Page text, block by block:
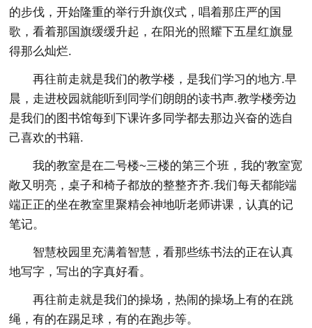
的步伐，开始隆重的举行升旗仪式，唱着那庄严的国
歌，看着那国旗缓缓升起，在阳光的照耀下五星红旗显
得那么灿烂.
再往前走就是我们的教学楼，是我们学习的地方.早
晨，走进校园就能听到同学们朗朗的读书声.教学楼旁边
是我们的图书馆每到下课许多同学都去那边兴奋的选自
己喜欢的书籍.
我的教室是在二号楼~三楼的第三个班，我的'教室宽
敞又明亮，桌子和椅子都放的整整齐齐.我们每天都能端
端正正的坐在教室里聚精会神地听老师讲课，认真的记
笔记。
智慧校园里充满着智慧，看那些练书法的正在认真
地写字，写出的字真好看。
再往前走就是我们的操场，热闹的操场上有的在跳
绳，有的在踢足球，有的在跑步等。